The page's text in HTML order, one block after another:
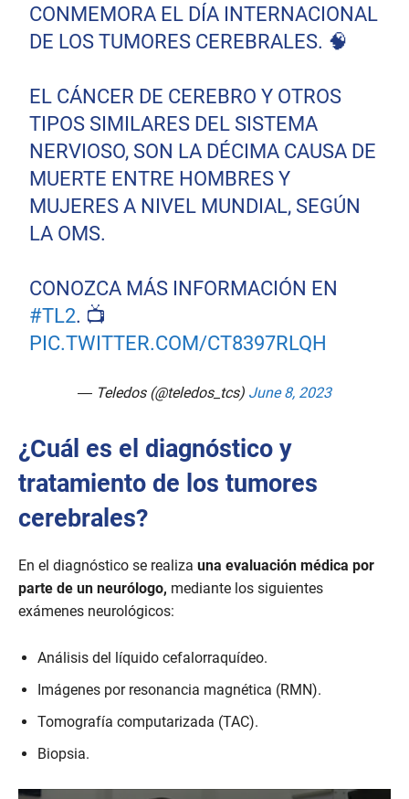
CONMEMORA EL DÍA INTERNACIONAL
DE LOS TUMORES CEREBRALES. 🧠
EL CÁNCER DE CEREBRO Y OTROS
TIPOS SIMILARES DEL SISTEMA
NERVIOSO, SON LA DÉCIMA CAUSA DE
MUERTE ENTRE HOMBRES Y
MUJERES A NIVEL MUNDIAL, SEGÚN
LA OMS.
CONOZCA MÁS INFORMACIÓN EN
#TL2. 📺
PIC.TWITTER.COM/CT8397RLQH
— Teledos (@teledos_tcs) June 8, 2023
¿Cuál es el diagnóstico y
tratamiento de los tumores
cerebrales?
En el diagnóstico se realiza una evaluación médica por
parte de un neurólogo, mediante los siguientes
exámenes neurológicos:
Análisis del líquido cefalorraquídeo.
Imágenes por resonancia magnética (RMN).
Tomografía computarizada (TAC).
Biopsia.